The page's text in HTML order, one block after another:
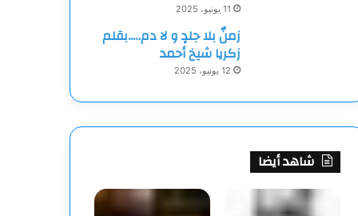
11 يونيو، 2025
زمنٌ بلا جلدٍ و لا دم…..بقلم
زكريا شيخ أحمد
12 يونيو، 2025
شاهد أيضا